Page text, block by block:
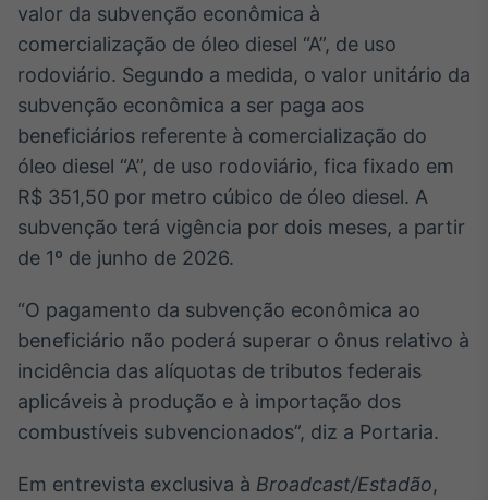
energia elétrica
Broadcast
White Label
Plataforma para
conteúdos
personalizados
Soluções de Dados
e Conteúdos
Plataforma para
negociação de
ativos
Broadcast
APIs para
valor da subvenção econômica à
comercialização de óleo diesel “A”, de uso
rodoviário. Segundo a medida, o valor unitário da
subvenção econômica a ser paga aos
beneficiários referente à comercialização do
óleo diesel “A”, de uso rodoviário, fica fixado em
R$ 351,50 por metro cúbico de óleo diesel. A
subvenção terá vigência por dois meses, a partir
de 1º de junho de 2026.
“O pagamento da subvenção econômica ao
beneficiário não poderá superar o ônus relativo à
incidência das alíquotas de tributos federais
aplicáveis à produção e à importação dos
combustíveis subvencionados”, diz a Portaria.
Em entrevista exclusiva à Broadcast/Estadão,